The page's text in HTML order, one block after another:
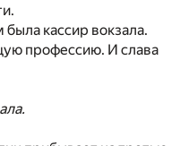
кассир вокзала.
профессию. И слава